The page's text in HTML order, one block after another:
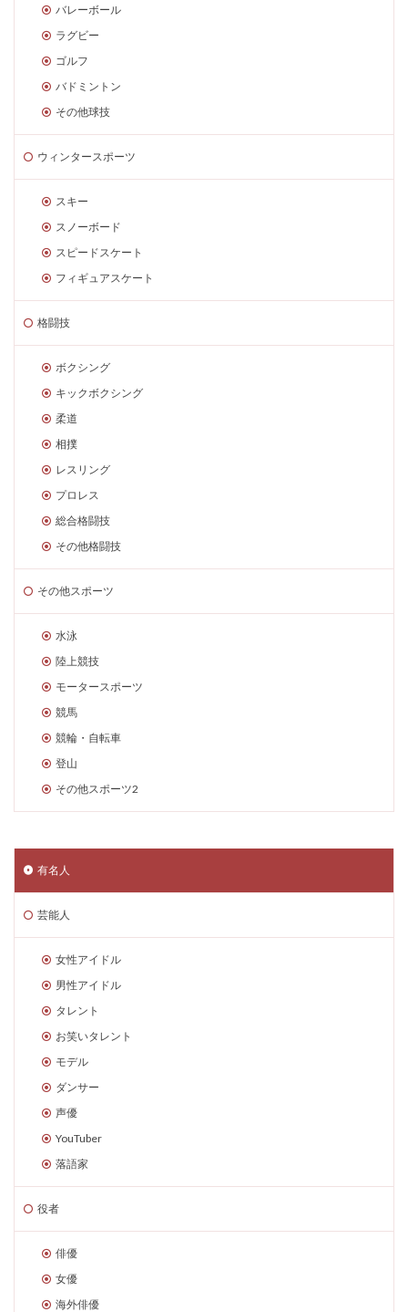
バレーボール
ラグビー
ゴルフ
バドミントン
その他球技
ウィンタースポーツ
スキー
スノーボード
スピードスケート
フィギュアスケート
格闘技
ボクシング
キックボクシング
柔道
相撲
レスリング
プロレス
総合格闘技
その他格闘技
その他スポーツ
水泳
陸上競技
モータースポーツ
競馬
競輪・自転車
登山
その他スポーツ2
有名人
芸能人
女性アイドル
男性アイドル
タレント
お笑いタレント
モデル
ダンサー
声優
YouTuber
落語家
役者
俳優
女優
海外俳優